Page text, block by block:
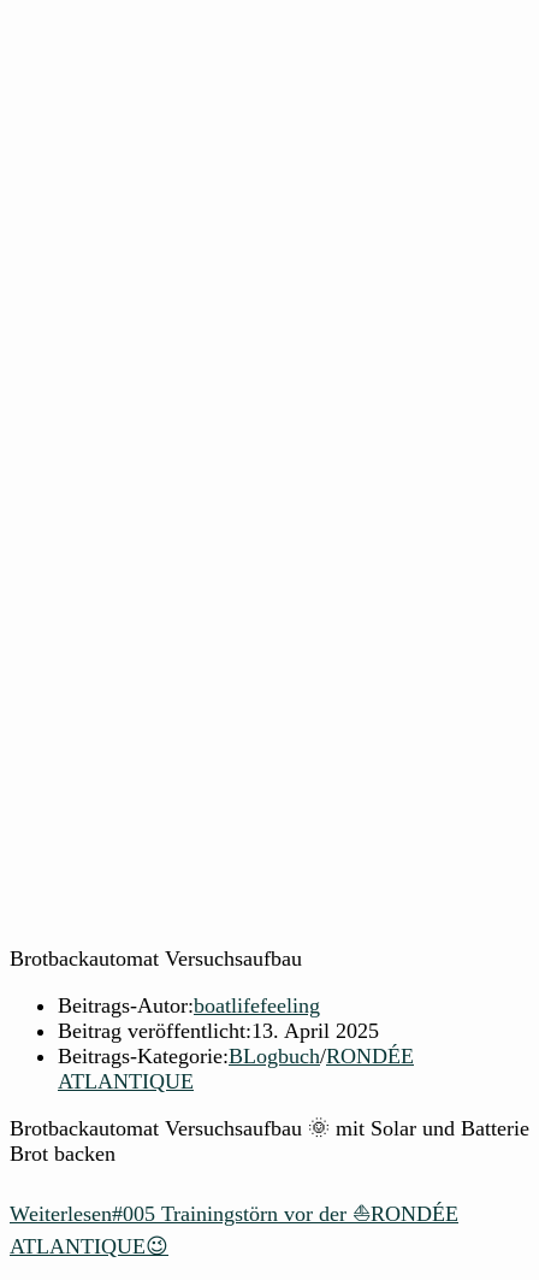
Brotbackautomat Versuchsaufbau
Beitrags-Autor:boatlifefeeling
Beitrag veröffentlicht:13. April 2025
Beitrags-Kategorie:BLogbuch/RONDÉE
ATLANTIQUE
Brotbackautomat Versuchsaufbau 🌞 mit Solar und Batterie
Brot backen
Weiterlesen#005 Trainingstörn vor der ⛵RONDÉE
ATLANTIQUE😉